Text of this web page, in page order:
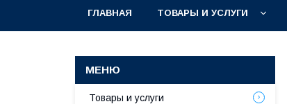
ГЛАВНАЯ ТОВАРЫ И УСЛУГИ
Товары и услуги